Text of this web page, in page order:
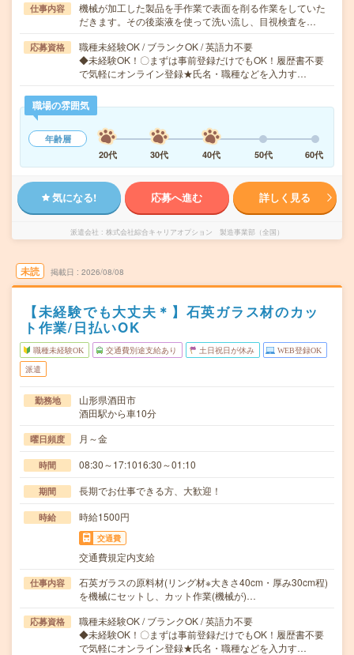
仕事内容
機械が加工した製品を手作業で表面を削る作業をしていた
だきます。その後薬液を使って洗い流し、目視検査を…
応募資格
職種未経験OK / ブランクOK / 英語力不要
◆未経験OK！〇まずは事前登録だけでもOK！履歴書不要
で気軽にオンライン登録★氏名・職種などを入力す…
職場の雰囲気
年齢層
20代
30代 40代 50代 60代
気になる! 応募へ進む 詳しく見る
派遣会社 株式会社綜合キャリアオプション 製造事業部（全国）
未読 掲載日 2026/08/08
【未経験でも大丈夫＊】石英ガラス材のカッ
ト作業/日払いOK
職種未経験OK 交通費別途支給あり 土日祝日が休み WEB登録OK
派遣
勤務地
山形県酒田市
酒田駅から車10分
曜日頻度 月～金
時間 08:30～17:1016:30～01:10
期間 長期でお仕事できる方、大歓迎！
時給 時給1500円
交通費
交通費規定内支給
仕事内容
石英ガラスの原料材(リング材※大きさ40cm・厚み30cm程)
を機械にセットし、カット作業(機械が)…
応募資格
職種未経験OK / ブランクOK / 英語力不要
◆未経験OK！〇まずは事前登録だけでもOK！履歴書不要
で気軽にオンライン登録★氏名・職種などを入力す…